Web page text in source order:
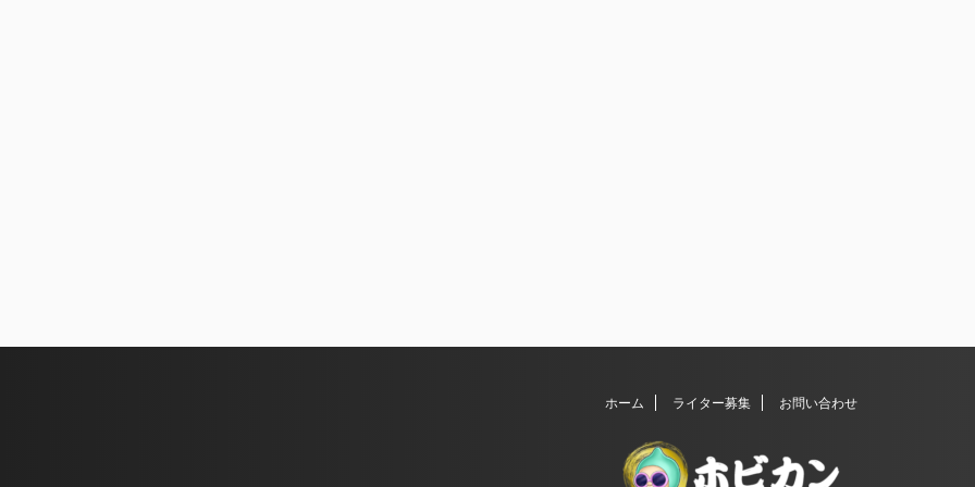
ホーム ライター募集 お問い合わせ